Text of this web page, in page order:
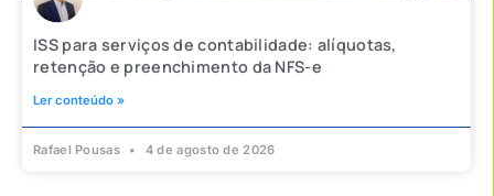
ISS para serviços de contabilidade: alíquotas,
retenção e preenchimento da NFS-e
Ler conteúdo »
Rafael Pousas 4 de agosto de 2026